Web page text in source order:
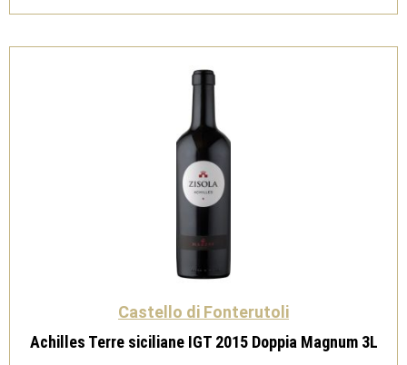
Magnum
Castello di Fonterutoli
Achilles Terre siciliane IGT 2015 Doppia Magnum 3L